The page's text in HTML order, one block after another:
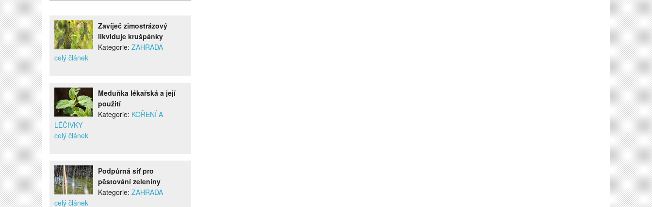
Zavíječ zimostrázový
likviduje krušpánky
Kategorie: ZAHRADA
celý článek
Meduňka lékařská a její
použití
Kategorie: KOŘENÍ A
LÉČIVKY
celý článek
Podpůrná síť pro
pěstování zeleniny
Kategorie: ZAHRADA
celý článek